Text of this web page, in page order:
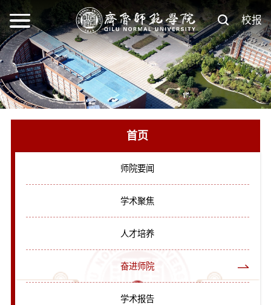
校报
首页
师院要闻
学术聚焦
人才培养
奋进师院
学术报告